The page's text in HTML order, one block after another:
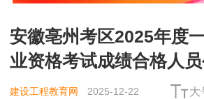
安徽亳州考区2025年度
业资格考试成绩合格人
情况抽查工作的通知
建设工程教育网 2025-12-22 大